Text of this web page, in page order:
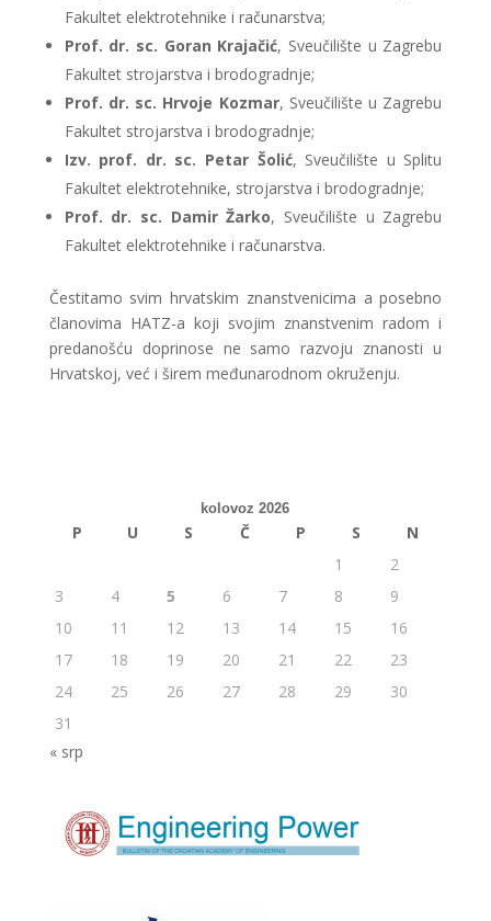
Fakultet elektrotehnike i računarstva;
Prof. dr. sc. Goran Krajačić, Sveučilište u Zagrebu
Fakultet strojarstva i brodogradnje;
Prof. dr. sc. Hrvoje Kozmar, Sveučilište u Zagrebu
Fakultet strojarstva i brodogradnje;
Izv. prof. dr. sc. Petar Šolić, Sveučilište u Splitu
Fakultet elektrotehnike, strojarstva i brodogradnje;
Prof. dr. sc. Damir Žarko, Sveučilište u Zagrebu
Fakultet elektrotehnike i računarstva.
Čestitamo svim hrvatskim znanstvenicima a posebno
članovima HATZ-a koji svojim znanstvenim radom i
predanošću doprinose ne samo razvoju znanosti u
Hrvatskoj, već i širem međunarodnom okruženju.
kolovoz 2026
P U S Č P S
N
1
2
3
4 5 6 7 8
9
10
11 12 13 14 15
16
17
18 19 20 21 22
23
24
25 26 27 28 29
30
31
« srp